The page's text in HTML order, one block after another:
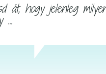
át, hogy jelenleg
...